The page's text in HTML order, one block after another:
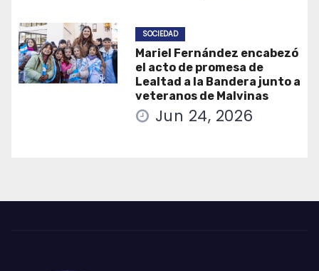
SOCIEDAD
Mariel Fernández encabezó
el acto de promesa de
Lealtad a la Bandera junto a
veteranos de Malvinas
Jun 24, 2026